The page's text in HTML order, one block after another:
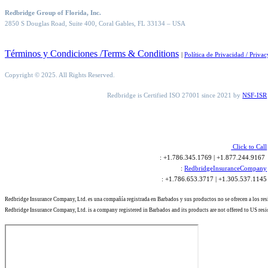
Redbridge Group of Florida, Inc.
2850 S Douglas Road, Suite 400, Coral Gables, FL 33134 – USA
Términos y Condiciones /Terms & Conditions | Política de Privacidad /
Copyright © 2025. All Rights Reserved.
Redbridge is Certified ISO 27001 since 2021 byNSF-ISR
Click to Call
: +1.786.345.1769 | +1.877.244.9167
:RedbridgeInsuranceCompany
: +1.786.653.3717 | +1.305.537.1145
Redbridge Insurance Company, Ltd. es una compañía registrada en Barbados y sus productos no se ofrecen a los
Redbridge Insurance Company, Ltd. is a company registered in Barbados and its products are not offered to US